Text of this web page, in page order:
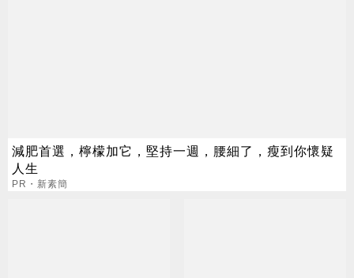
減肥首選，檸檬加它，堅持一週，腰細了，瘦到你懷疑
人生
PR・新素簡